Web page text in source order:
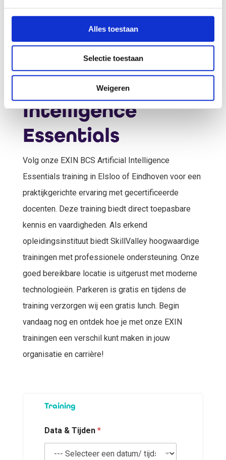
Alles toestaan
Selectie toestaan
Weigeren
Schrijf je nu in
voor de training
EXIN BCS
Artificial
Intelligence
Essentials
Volg onze EXIN BCS Artificial Intelligence
Essentials training in Elsloo of Eindhoven voor een
praktijkgerichte ervaring met gecertificeerde
docenten. Deze training biedt direct toepasbare
kennis en vaardigheden. Als erkend
opleidingsinstituut biedt SkillValley hoogwaardige
trainingen met professionele ondersteuning. Onze
goed bereikbare locatie is uitgerust met moderne
technologieën. Parkeren is gratis en tijdens de
training verzorgen wij een gratis lunch. Begin
vandaag nog en ontdek hoe je met onze EXIN
trainingen een verschil kunt maken in jouw
organisatie en carrière!
r
a
i
Training
Data & Tijden *